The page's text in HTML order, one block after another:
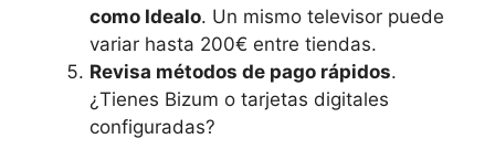
como Idealo. Un mismo televisor puede
variar hasta 200€ entre tiendas.
Revisa métodos de pago rápidos.
¿Tienes Bizum o tarjetas digitales
configuradas?